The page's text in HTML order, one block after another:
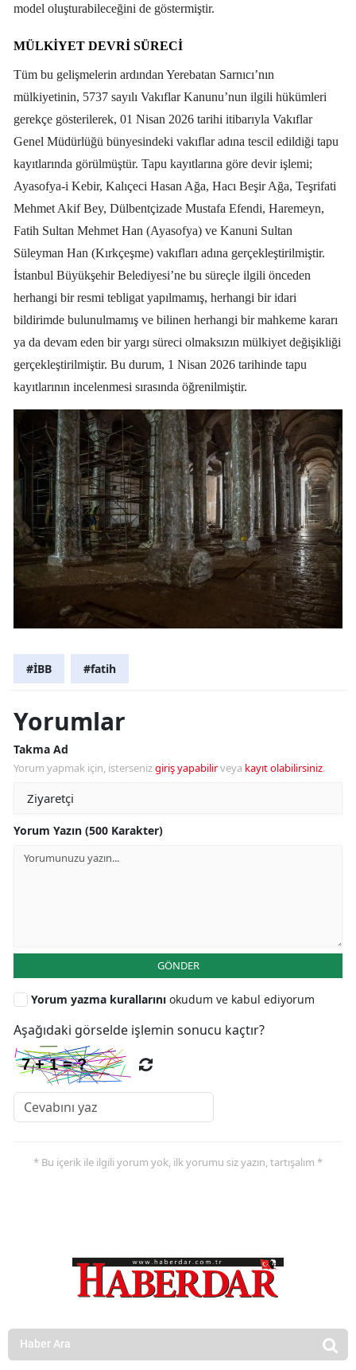
model oluşturabileceğini de göstermiştir.
MÜLKIYET DEVRI SÜRECI
Tüm bu gelişmelerin ardından Yerebatan Sarnıcı’nın
mülkiyetinin, 5737 sayılı Vakıflar Kanunu’nun ilgili hükümleri
gerekçe gösterilerek, 01 Nisan 2026 tarihi itibarıyla Vakıflar
Genel Müdürlüğü bünyesindeki vakıflar adına tescil edildiği tapu
kayıtlarında görülmüştür. Tapu kayıtlarına göre devir işlemi;
Ayasofya-i Kebir, Kalıçeci Hasan Ağa, Hacı Beşir Ağa, Teşrifati
Mehmet Akif Bey, Dülbentçizade Mustafa Efendi, Haremeyn,
Fatih Sultan Mehmet Han (Ayasofya) ve Kanuni Sultan
Süleyman Han (Kırkçeşme) vakıfları adına gerçekleştirilmiştir.
İstanbul Büyükşehir Belediyesi’ne bu süreçle ilgili önceden
herhangi bir resmi tebligat yapılmamış, herhangi bir idari
bildirimde bulunulmamış ve bilinen herhangi bir mahkeme kararı
ya da devam eden bir yargı süreci olmaksızın mülkiyet değişikliği
gerçekleştirilmiştir. Bu durum, 1 Nisan 2026 tarihinde tapu
kayıtlarının incelenmesi sırasında öğrenilmiştir.
#İBB #fatih
Yorumlar
Takma Ad
Yorum yapmak için, istersenizgiriş yapabilirveya kayıt olabilirsiniz.
Yorum Yazın (500 Karakter)
GÖNDER
Yorum yazma kurallarını okudum ve kabul ediyorum
Aşağıdaki görselde işlemin sonucu kaçtır?
* Bu içerik ile ilgili yorum yok, ilk yorumu siz yazın, tartışalım *